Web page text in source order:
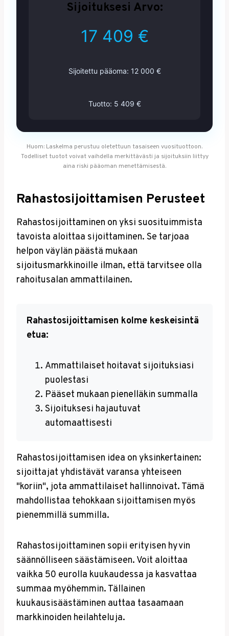
Sijoituksesi Arvo:
17 409 €
Sijoitettu pääoma: 12 000 €
Tuotto: 5 409 €
Huom: Laskelma perustuu oletettuun tasaiseen vuosituottoon.
Todelliset tuotot voivat vaihdella merkittävästi ja sijoituksiin liittyy
aina riski pääoman menettämisestä.
Rahastosijoittamisen Perusteet
Rahastosijoittaminen on yksi suosituimmista
tavoista aloittaa sijoittaminen. Se tarjoaa
helpon väylän päästä mukaan
sijoitusmarkkinoille ilman, että tarvitsee olla
rahoitusalan ammattilainen.
Rahastosijoittamisen kolme keskeisintä
etua:
Ammattilaiset hoitavat sijoituksiasi
puolestasi
Pääset mukaan pienelläkin summalla
Sijoituksesi hajautuvat
automaattisesti
Rahastosijoittamisen idea on yksinkertainen:
sijoittajat yhdistävät varansa yhteiseen
"koriin", jota ammattilaiset hallinnoivat. Tämä
mahdollistaa tehokkaan sijoittamisen myös
pienemmillä summilla.
Rahastosijoittaminen sopii erityisen hyvin
säännölliseen säästämiseen. Voit aloittaa
vaikka 50 eurolla kuukaudessa ja kasvattaa
summaa myöhemmin. Tällainen
kuukausisäästäminen auttaa tasaamaan
markkinoiden heilahteluja.